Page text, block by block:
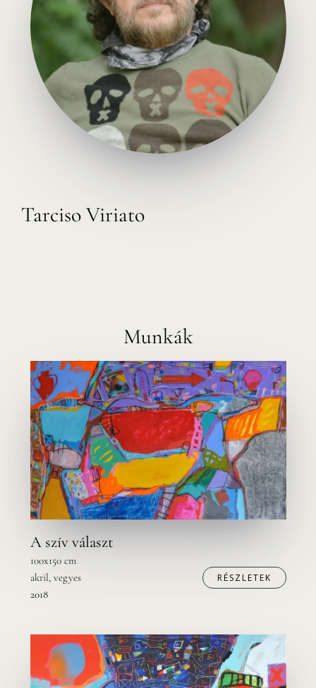
Tarciso Viriato
Munkák
A szív választ
100x150 cm
akril, vegyes
2018
RÉSZLETEK